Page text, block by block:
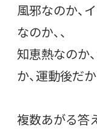
風邪なのか、
なのか、、
知恵熱なのか
か、運動後だか
複数あがる答